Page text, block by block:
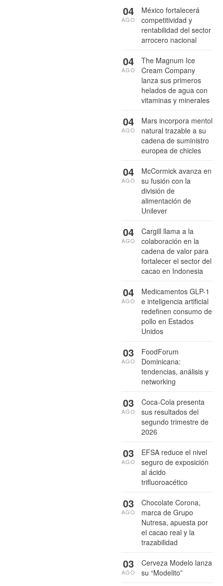
México fortalecerá
competitividad y
rentabilidad del sector
arrocero nacional
04
AGO
The Magnum Ice
Cream Company
lanza sus primeros
helados de agua con
vitaminas y minerales
04
AGO
Mars incorpora mentol
natural trazable a su
cadena de suministro
europea de chicles
04
AGO
McCormick avanza en
su fusión con la
división de
alimentación de
Unilever
04
AGO
Cargill llama a la
colaboración en la
cadena de valor para
fortalecer el sector del
cacao en Indonesia
04
AGO
Medicamentos GLP-1
e inteligencia artificial
redefinen consumo de
pollo en Estados
Unidos
04
AGO
FoodForum
Dominicana:
tendencias, análisis y
networking
03
AGO
Coca-Cola presenta
sus resultados del
segundo trimestre de
2026
03
AGO
EFSA reduce el nivel
seguro de exposición
al ácido
trifluoroacético
03
AGO
Chocolate Corona,
marca de Grupo
Nutresa, apuesta por
el cacao real y la
trazabilidad
03
AGO
Cerveza Modelo lanza
su “Modelito”
03
AGO